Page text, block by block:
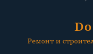
Ремонт и